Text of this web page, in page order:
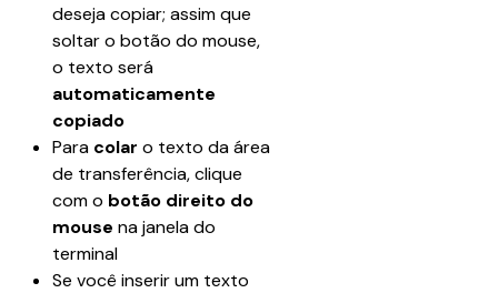
deseja copiar; assim que
soltar o botão do mouse,
o texto será
automaticamente
copiado
Para colar o texto da área
de transferência, clique
com o botão direito do
mouse na janela do
terminal
Se você inserir um texto